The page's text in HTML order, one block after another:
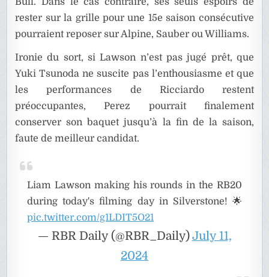
rester sur la grille pour une 15e saison consécutive
pourraient reposer sur Alpine, Sauber ou Williams.
Ironie du sort, si Lawson n’est pas jugé prêt, que
Yuki Tsunoda ne suscite pas l’enthousiasme et que
les performances de Ricciardo restent
préoccupantes, Perez pourrait finalement
conserver son baquet jusqu’à la fin de la saison,
faute de meilleur candidat.
Liam Lawson making his rounds in the RB20
during today's filming day in Silverstone! 🌟
pic.twitter.com/g1LDIT5O21
— RBR Daily (@RBR_Daily)July 11,
2024